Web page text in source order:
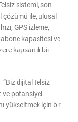
sistemi, son
çözümü ile, ulusal
GPS izleme,
kapasitesi ve
kapsamlı bir
“Biz dijital telsiz
ve potansiyel
yükseltmek için bir